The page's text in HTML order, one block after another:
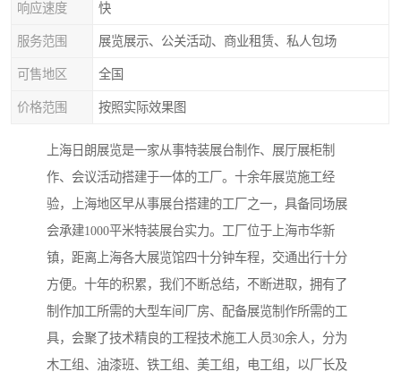
响应速度 快
服务范围 展览展示、公关活动、商业租赁、私人包场
可售地区 全国
价格范围 按照实际效果图
上海日朗展览是一家从事特装展台制作、展厅展柜制
作、会议活动搭建于一体的工厂。十余年展览施工经
验，上海地区早从事展台搭建的工厂之一，具备同场展
会承建1000平米特装展台实力。工厂位于上海市华新
镇，距离上海各大展览馆四十分钟车程，交通出行十分
方便。十年的积累，我们不断总结，不断进取，拥有了
制作加工所需的大型车间厂房、配备展览制作所需的工
具，会聚了技术精良的工程技术施工人员30余人，分为
木工组、油漆班、铁工组、美工组，电工组，以厂长及